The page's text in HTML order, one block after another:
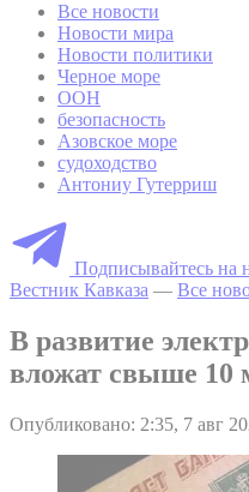
Все новости
Новости мира
Новости политики
Черное море
ООН
безопасность
Азовское море
судоходство
Антониу Гутерриш
Подписывайтесь на
Вестник Кавказа — Все
В развитие
вложат свыше 10
Опубликовано: 2:35, 7 авг